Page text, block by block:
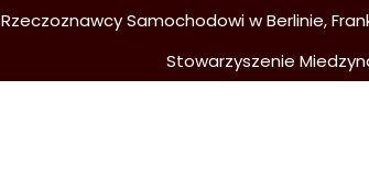
Rzeczoznawcy Samochodowi w Berlinie,
Stowarzyszenie